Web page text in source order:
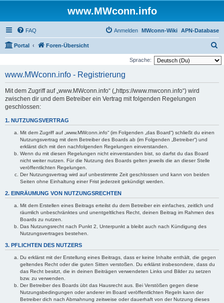
www.MWconn.info
FAQ APN-Database
MWconn-Wiki
Anmelden
Portal Foren-Übersicht
u
Sprache:
www.MWconn.info - Registrierung
Mit dem Zugriff auf „www.MWconn.info“ („https://www.mwconn.info“) wird
zwischen dir und dem Betreiber ein Vertrag mit folgenden Regelungen
geschlossen:
1. NUTZUNGSVERTRAG
Mit dem Zugriff auf „www.MWconn.info“ (im Folgenden „das Board“) schließt du einen
Nutzungsvertrag mit dem Betreiber des Boards ab (im Folgenden „Betreiber“) und
erklärst dich mit den nachfolgenden Regelungen einverstanden.
Wenn du mit diesen Regelungen nicht einverstanden bist, so darfst du das Board
nicht weiter nutzen. Für die Nutzung des Boards gelten jeweils die an dieser Stelle
veröffentlichten Regelungen.
Der Nutzungsvertrag wird auf unbestimmte Zeit geschlossen und kann von beiden
Seiten ohne Einhaltung einer Frist jederzeit gekündigt werden.
2. EINRÄUMUNG VON NUTZUNGSRECHTEN
Mit dem Erstellen eines Beitrags erteilst du dem Betreiber ein einfaches, zeitlich und
räumlich unbeschränktes und unentgeltliches Recht, deinen Beitrag im Rahmen des
Boards zu nutzen.
Das Nutzungsrecht nach Punkt 2, Unterpunkt a bleibt auch nach Kündigung des
Nutzungsvertrages bestehen.
3. PFLICHTEN DES NUTZERS
Du erklärst mit der Erstellung eines Beitrags, dass er keine Inhalte enthält, die gegen
geltendes Recht oder die guten Sitten verstoßen. Du erklärst insbesondere, dass du
das Recht besitzt, die in deinen Beiträgen verwendeten Links und Bilder zu setzen
bzw. zu verwenden.
Der Betreiber des Boards übt das Hausrecht aus. Bei Verstößen gegen diese
Nutzungsbedingungen oder anderer im Board veröffentlichten Regeln kann der
Betreiber dich nach Abmahnung zeitweise oder dauerhaft von der Nutzung dieses